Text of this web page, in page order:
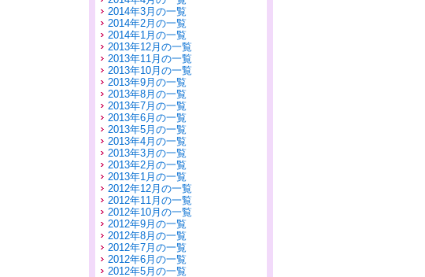
2014年3月の一覧
2014年2月の一覧
2014年1月の一覧
2013年12月の一覧
2013年11月の一覧
2013年10月の一覧
2013年9月の一覧
2013年8月の一覧
2013年7月の一覧
2013年6月の一覧
2013年5月の一覧
2013年4月の一覧
2013年3月の一覧
2013年2月の一覧
2013年1月の一覧
2012年12月の一覧
2012年11月の一覧
2012年10月の一覧
2012年9月の一覧
2012年8月の一覧
2012年7月の一覧
2012年6月の一覧
2012年5月の一覧